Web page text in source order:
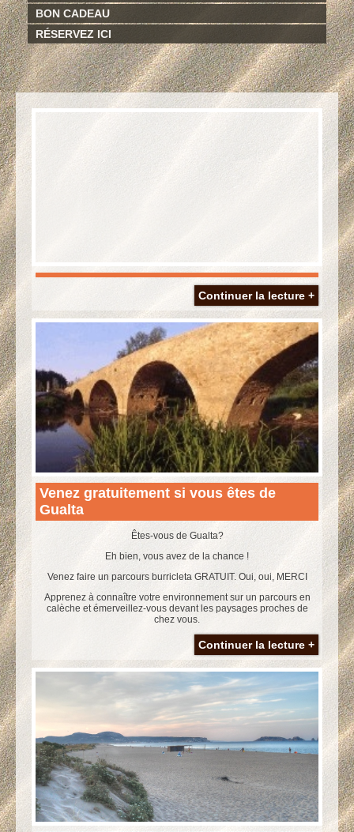
BON CADEAU
RÉSERVEZ ICI
Continuer la lecture +
Venez gratuitement si vous êtes de
Gualta
Êtes-vous de Gualta?
Eh bien, vous avez de la chance !
Venez faire un parcours burricleta GRATUIT. Oui, oui, MERCI
Apprenez à connaître votre environnement sur un parcours en
calèche et émerveillez-vous devant les paysages proches de
chez vous.
Continuer la lecture +